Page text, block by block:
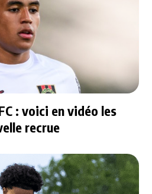
: voici en vidéo les
recrue